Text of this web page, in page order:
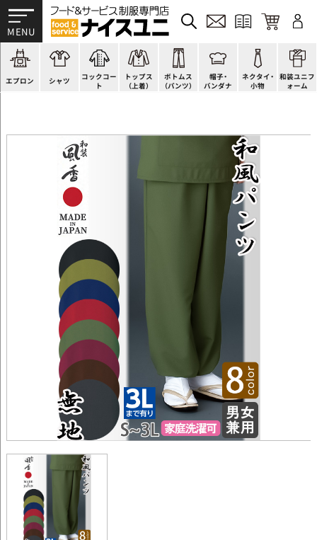
エプロン
かぶり型
スモック風
厨房用
ラップエプロン
シャツ
ピンタック
Tシャツ
ポロシャツ
和風シャツ(Asian)コックコー
ト
ショップコート
スタンダード
ファッション
キッズ
トップス
（上着）
法被(はっぴ)
調理白衣
カットソー
ジャンバー
ボトムス
（パンツ）
イージーパンツ
ワンピース
厨房シューズ
フロアシューズ
帽子・
バンダナ
洋帽子
コック帽
衛生帽子
ヘアネット
ネクタイ・
小物
ネクタイ
蝶ネクタイ
リボン・スカーフ
クロスタイ
和装ユニフ
ォーム
帯
草履、足袋など
着付小物
きもの